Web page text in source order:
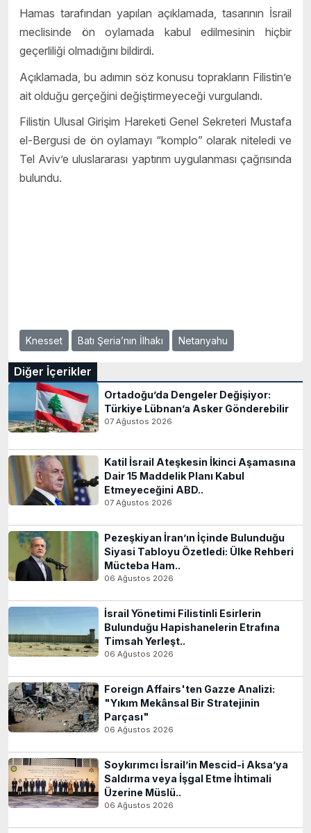
Hamas tarafından yapılan açıklamada, tasarının İsrail
meclisinde ön oylamada kabul edilmesinin hiçbir
geçerliliği olmadığını bildirdi.
Açıklamada, bu adımın söz konusu toprakların Filistin’e
ait olduğu gerçeğini değiştirmeyeceği vurgulandı.
Filistin Ulusal Girişim Hareketi Genel Sekreteri Mustafa
el-Bergusi de ön oylamayı “komplo” olarak niteledi ve
Tel Aviv’e uluslararası yaptırım uygulanması çağrısında
bulundu.
Knesset Batı Şeria’nın İlhakı Netanyahu
Diğer İçerikler
Ortadoğu’da Dengeler Değişiyor:
Türkiye Lübnan’a Asker Gönderebilir
07 Ağustos 2026
Katil İsrail Ateşkesin İkinci Aşamasına
Dair 15 Maddelik Planı Kabul
Etmeyeceğini ABD..
07 Ağustos 2026
Pezeşkiyan İran’ın İçinde Bulunduğu
Siyasi Tabloyu Özetledi: Ülke Rehberi
Mücteba Ham..
06 Ağustos 2026
İsrail Yönetimi Filistinli Esirlerin
Bulunduğu Hapishanelerin Etrafına
Timsah Yerleşt..
06 Ağustos 2026
Foreign Affairs'ten Gazze Analizi:
"Yıkım Mekânsal Bir Stratejinin
Parçası"
06 Ağustos 2026
Soykırımcı İsrail’in Mescid-i Aksa’ya
Saldırma veya İşgal Etme İhtimali
Üzerine Müslü..
06 Ağustos 2026